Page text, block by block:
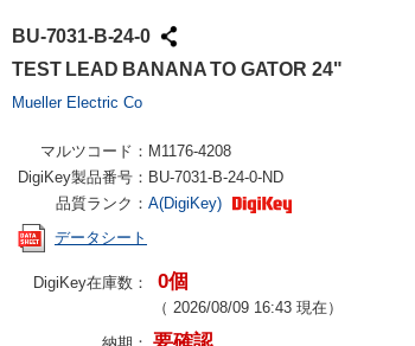
BU-7031-B-24-0
TEST LEAD BANANA TO GATOR 24"
Mueller Electric Co
マルツコード： M1176-4208
DigiKey製品番号： BU-7031-B-24-0-ND
品質ランク： A(DigiKey)
データシート
DigiKey在庫数： 0個
（ 2026/08/09 16:43 現在）